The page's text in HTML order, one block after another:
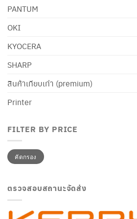
PANTUM
OKI
KYOCERA
SHARP
สินค้าเทียบเท่า (premium)
Printer
FILTER BY PRICE
ราคา
ต่ำ
สุด
ราคา
สูงสุดคัดกรอง
ตรวจสอบสถานะจัดส่ง